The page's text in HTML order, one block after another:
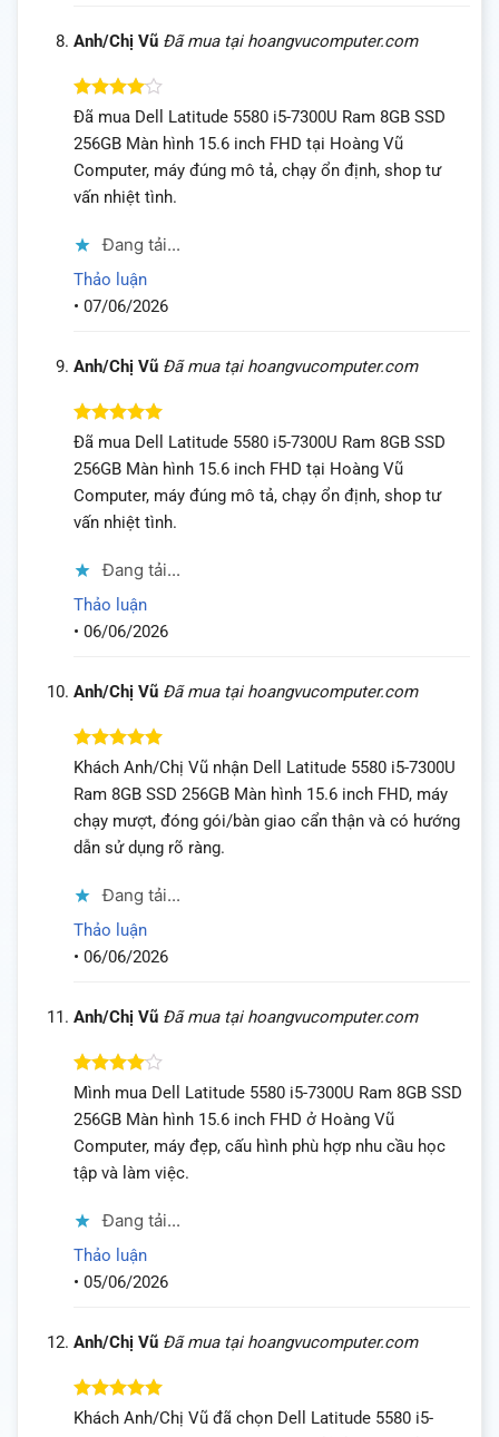
Anh/Chị Vũ Đã mua tại hoangvucomputer.com
Được
45 sao
Đã mua Dell Latitude 5580 i5-7300U Ram 8GB SSD
256GB Màn hình 15.6 inch FHD tại Hoàng Vũ
Computer, máy đúng mô tả, chạy ổn định, shop tư
vấn nhiệt tình.
Đang tải...
Thảo luận
• 07/06/2026
Anh/Chị Vũ Đã mua tại hoangvucomputer.com
Được xếp
sao
Đã mua Dell Latitude 5580 i5-7300U Ram 8GB SSD
256GB Màn hình 15.6 inch FHD tại Hoàng Vũ
Computer, máy đúng mô tả, chạy ổn định, shop tư
vấn nhiệt tình.
Đang tải...
Thảo luận
• 06/06/2026
Anh/Chị Vũ Đã mua tại hoangvucomputer.com
Được xếp
sao
Khách Anh/Chị Vũ nhận Dell Latitude 5580 i5-7300U
Ram 8GB SSD 256GB Màn hình 15.6 inch FHD, máy
chạy mượt, đóng gói/bàn giao cẩn thận và có hướng
dẫn sử dụng rõ ràng.
Đang tải...
Thảo luận
• 06/06/2026
Anh/Chị Vũ Đã mua tại hoangvucomputer.com
Được
45 sao
Mình mua Dell Latitude 5580 i5-7300U Ram 8GB SSD
256GB Màn hình 15.6 inch FHD ở Hoàng Vũ
Computer, máy đẹp, cấu hình phù hợp nhu cầu học
tập và làm việc.
Đang tải...
Thảo luận
• 05/06/2026
Anh/Chị Vũ Đã mua tại hoangvucomputer.com
Được xếp
Khách Anh/Chị Vũ đã chọn Dell Latitude 5580 i5-